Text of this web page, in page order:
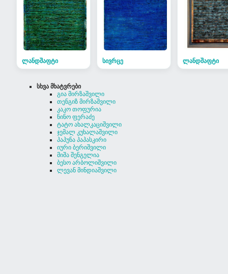
ლანდშაფტი სივრცე ლანდშაფტი
სხვა მხატვრები
გია მირზაშვილი
თენგიზ მირზაშვილი
კაკო თოფურია
ნინო ფერაძე
ტატო ახალკაციშვილი
ჯემალ კუხალაშვილი
პაპუნა პაპასკირი
იური ბერიშვილი
მიშა შენგელია
ბესო არბოლიშვილი
ლევან მინდიაშვილი